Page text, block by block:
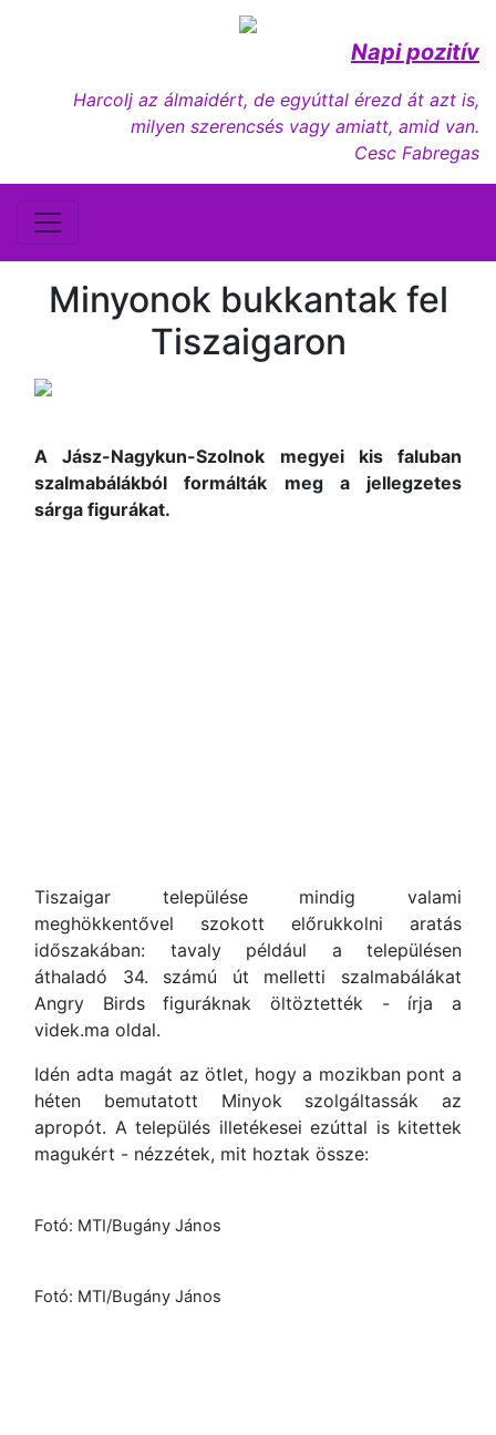
Napi pozitív
Harcolj az álmaidért, de egyúttal érezd át azt is,
milyen szerencsés vagy amiatt, amid van.
Cesc Fabregas
Minyonok bukkantak fel
Tiszaigaron
A Jász-Nagykun-Szolnok megyei kis faluban
szalmabálákból formálták meg a jellegzetes
sárga figurákat.
Tiszaigar települése mindig valami
meghökkentővel szokott előrukkolni aratás
időszakában: tavaly például a településen
áthaladó 34. számú út melletti szalmabálákat
Angry Birds figuráknak öltöztették - írja a
videk.ma oldal.
Idén adta magát az ötlet, hogy a mozikban pont a
héten bemutatott Minyok szolgáltassák az
apropót. A település illetékesei ezúttal is kitettek
magukért - nézzétek, mit hoztak össze:
Fotó: MTI/Bugány János
Fotó: MTI/Bugány János